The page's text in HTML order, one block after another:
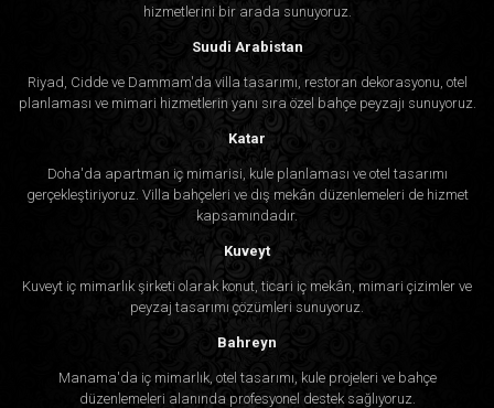
hizmetlerini bir arada sunuyoruz.
Suudi Arabistan
Riyad, Cidde ve Dammam'da villa tasarımı, restoran dekorasyonu, otel
planlaması ve mimari hizmetlerin yanı sıra özel bahçe peyzajı sunuyoruz.
Katar
Doha'da apartman iç mimarisi, kule planlaması ve otel tasarımı
gerçekleştiriyoruz. Villa bahçeleri ve dış mekân düzenlemeleri de hizmet
kapsamındadır.
Kuveyt
Kuveyt iç mimarlık şirketi olarak konut, ticari iç mekân, mimari çizimler ve
peyzaj tasarımı çözümleri sunuyoruz.
Bahreyn
Manama'da iç mimarlık, otel tasarımı, kule projeleri ve bahçe
düzenlemeleri alanında profesyonel destek sağlıyoruz.